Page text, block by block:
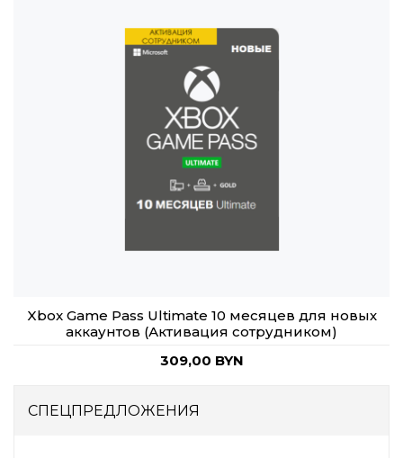
Xbox Game Pass Ultimate 10 месяцев для новых
аккаунтов (Активация сотрудником)
309,00 BYN
СПЕЦПРЕДЛОЖЕНИЯ